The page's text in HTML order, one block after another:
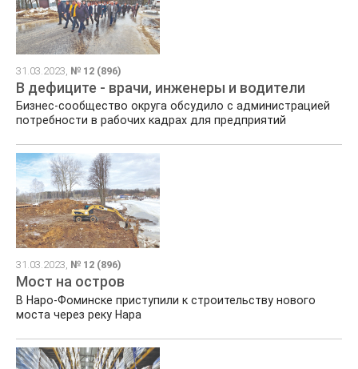
31.03.2023, № 12 (896)
В дефиците - врачи, инженеры и водители
Бизнес-сообщество округа обсудило с администрацией
потребности в рабочих кадрах для предприятий
31.03.2023, № 12 (896)
Мост на остров
В Наро-Фоминске приступили к строительству нового
моста через реку Нара